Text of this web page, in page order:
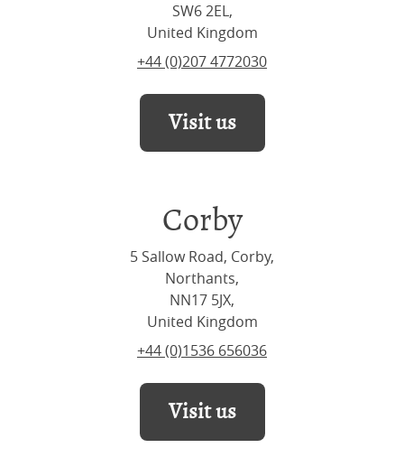
SW6 2EL,
United Kingdom
+44 (0)207 4772030
Visit us
Corby
5 Sallow Road, Corby,
Northants,
NN17 5JX,
United Kingdom
+44 (0)1536 656036
Visit us